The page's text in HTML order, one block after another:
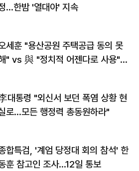
…한밤 '열대야' 지속
세훈 "용산공원 주택공급 동의 못
" vs 與 "정치적 어젠다로 사용"
대통령 "외신서 보던 폭염 상황 현
로…모든 행정력 총동원하라"
합특검, '계엄 당정대 회의 참석' 한
훈 참고인 조사...12일 통보